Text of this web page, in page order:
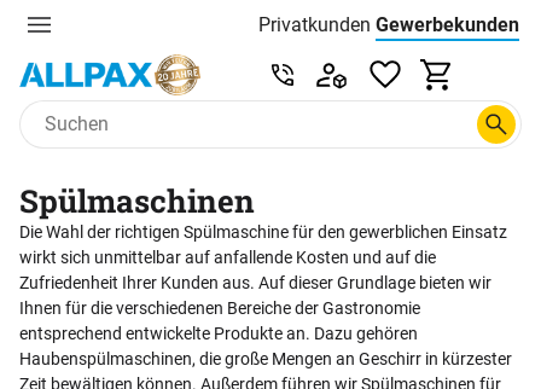
Menu Privatkunden Preisliste:
Gewerbekunden
Zum Hauptinhalt springen
Service & Beratung unter
Spülmaschinen
Die Wahl der richtigen Spülmaschine für den gewerblichen Einsatz
wirkt sich unmittelbar auf anfallende Kosten und auf die
Zufriedenheit Ihrer Kunden aus. Auf dieser Grundlage bieten wir
Ihnen für die verschiedenen Bereiche der Gastronomie
entsprechend entwickelte Produkte an. Dazu gehören
Haubenspülmaschinen, die große Mengen an Geschirr in kürzester
Zeit bewältigen können. Außerdem führen wir Spülmaschinen für